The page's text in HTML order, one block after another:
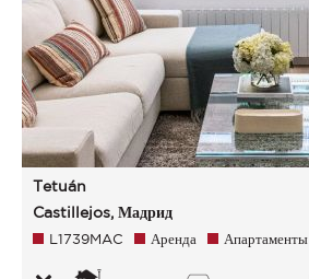
Tetuán
Castillejos, Мадрид
L1739MAC Аренда Апартаменты